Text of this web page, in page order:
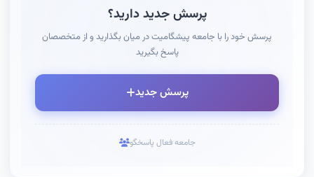
پرسش جدید دارید؟
پرسش خود را با جامعه پیشگامیت در میان بگذارید و از متخصصان
پاسخ بگیرید
پرسش جدید
جامعه فعال پاسخگو